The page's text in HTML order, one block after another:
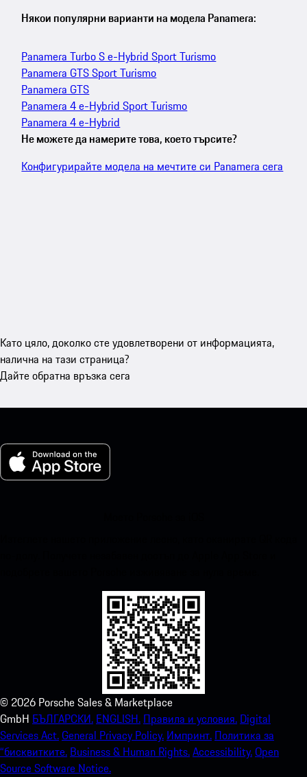
Някои популярни варианти на модела Panamera:
Panamera Turbo S e-Hybrid Sport Turismo
Panamera GTS Sport Turismo
Panamera GTS
Panamera 4 e-Hybrid Sport Turismo
Panamera 4 e-Hybrid
Не можете да намерите това, което търсите?
Конфигурирайте модела на мечтите си Panamera сега
Като цяло, доколко сте удовлетворени от информацията,
налична на тази страница?
Дайте обратна връзка сега
© 2026 Porsche Sales & Marketplace
GmbH БЪЛГАРСКИ. ENGLISH. Правила и условия. Digital
Services Act.General Privacy Policy. Импринт. Политика за
“бисквитките. Business & Human Rights.Accessibility.Open
Source Software Notice.